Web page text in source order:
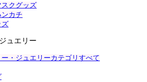
クグッズ
ンカチ
ズ
ュエリー
・ジュエリーカテゴリすべて